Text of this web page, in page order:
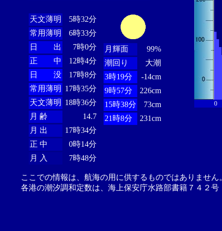
天文薄明
5時32分
常用薄明
6時33分
日 出
7時0分
正 中
12時4分
日 没
17時8分
常用薄明 17時35分
天文薄明 18時36分
月 齢
14.7
月 出
17時34分
正 中
0時14分
月 入
7時48分
月輝面
99%
潮回り
大潮
3時19分
-14cm
9時57分
226cm
15時38分
73cm
21時8分
231cm
0
ここでの情報は、航海の用に供するものではありませ
各港の潮汐調和定数は、海上保安庁水路部書籍７４２